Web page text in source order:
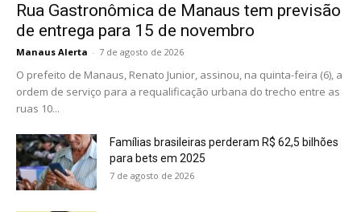
Rua Gastronômica de Manaus tem previsão
de entrega para 15 de novembro
Manaus Alerta - 7 de agosto de 2026
O prefeito de Manaus, Renato Junior, assinou, na quinta-feira (6), a
ordem de serviço para a requalificação urbana do trecho entre as
ruas 10...
Famílias brasileiras perderam R$ 62,5 bilhões
para bets em 2025
7 de agosto de 2026